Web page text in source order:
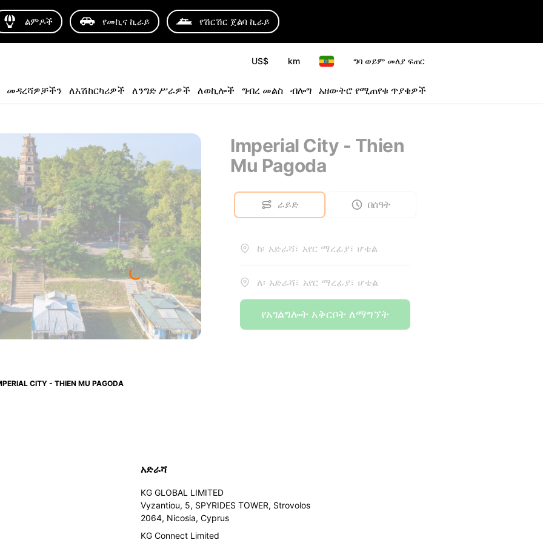
ልምዶች የመኪና ኪራይ የሽርሽር ጀልባ ኪራይ
US$ km ግባ ወይም መለያ ፍጠር
መዳረሻዎቻችን ለአሽከርካሪዎች ለንግድ ሥራዎች ለወኪሎች ግብረ መልስ ብሎግ አዘውትሮ የሚጠየቁ ጥያቄዎች
Imperial City - Thien
Mu Pagoda
ራይድ በሰዓት
ከ፡ አድራሻ፣ አየር ማረፊያ፣ ሆቴል
ለ፡ አድራሻ፣ አየር ማረፊያ፣ ሆቴል
የአገልግሎት አቅርቦት ለማግኘት
CITY - THIEN MU PAGODA
አድራሻ
KG GLOBAL LIMITED
Vyzantiou, 5, SPYRIDES TOWER, Strovolos
2064, Nicosia, Cyprus
KG Connect Limited